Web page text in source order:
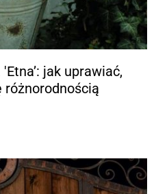
jak uprawiać,
różnorodnością